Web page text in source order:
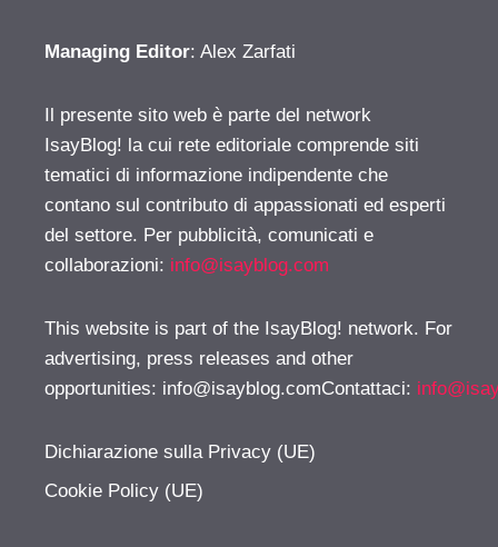
Managing Editor: Alex Zarfati
Il presente sito web è parte del network
IsayBlog! la cui rete editoriale comprende siti
tematici di informazione indipendente che
contano sul contributo di appassionati ed esperti
del settore. Per pubblicità, comunicati e
collaborazioni: info@isayblog.com
This website is part of the IsayBlog! network. For
advertising, press releases and other
opportunities: info@isayblog.comContattaci:
Dichiarazione sulla Privacy (UE)
Cookie Policy (UE)